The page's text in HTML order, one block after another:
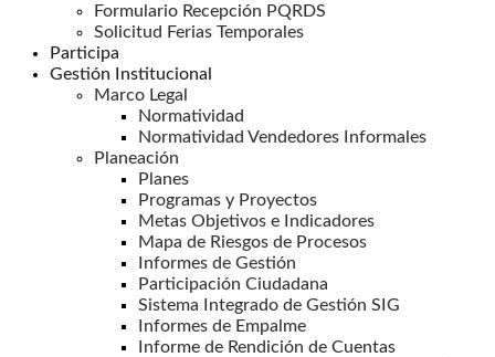
Formulario Recepción PQRDS
Solicitud Ferias Temporales
Participa
Gestión Institucional
Marco Legal
Normatividad
Normatividad Vendedores Informales
Planeación
Planes
Programas y Proyectos
Metas Objetivos e Indicadores
Mapa de Riesgos de Procesos
Informes de Gestión
Participación Ciudadana
Sistema Integrado de Gestión SIG
Informes de Empalme
Informe de Rendición de Cuentas